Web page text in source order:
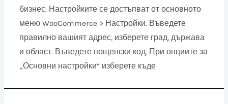
бизнес. Настройките се достъпват от основното
меню WooCommerce > Настройки. Въведете
правилно вашият адрес, изберете град, държава
и област. Въведете пощенски код. При опциите за
„Основни настройки“ изберете къде